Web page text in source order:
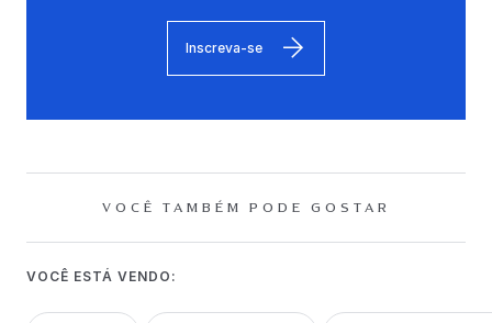
Inscreva-se
VOCÊ TAMBÉM PODE GOSTAR
VOCÊ ESTÁ VENDO: